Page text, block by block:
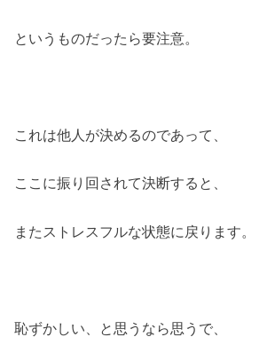
というものだったら要注意。
これは他人が決めるのであって、
ここに振り回されて決断すると、
またストレスフルな状態に戻ります。
恥ずかしい、と思うなら思うで、